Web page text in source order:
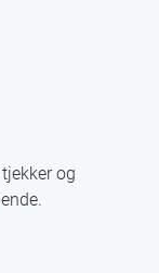
og